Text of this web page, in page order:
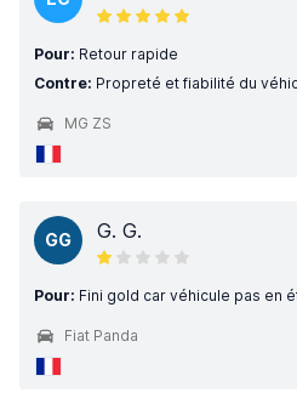
Pour: Retour rapide
Contre: Propreté et fiabilité du
MG ZS
GG G. G.
Pour: Fini gold car véhicule pas en
Fiat Panda